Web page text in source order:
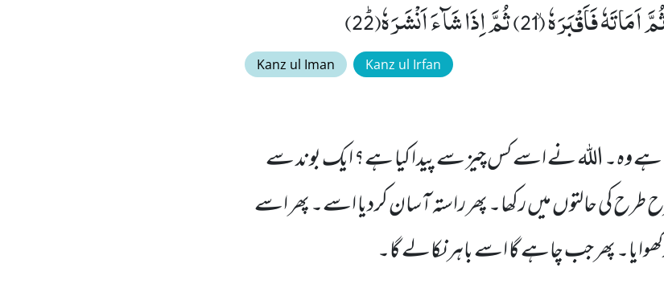
Kanz ul Iman Kanz ul Irfan
ہے وہ۔ اللہ نے اسے کس چیز سے پیدا کیا ہے؟ ایک بوند سے
طرح کی حالتوں میں رکھا۔ پھر راستہ آسان کردیا اسے۔ پھر اسے
پھر جب چاہے گا اسے باہر نکالے گا۔